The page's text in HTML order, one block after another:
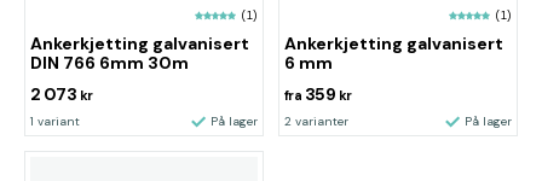
(1)
Ankerkjetting galvanisert
DIN 766 6mm 30m
2 073 kr
1 variant På lager
(1)
Ankerkjetting galvanisert
6 mm
fra 359 kr
2 varianter På lager